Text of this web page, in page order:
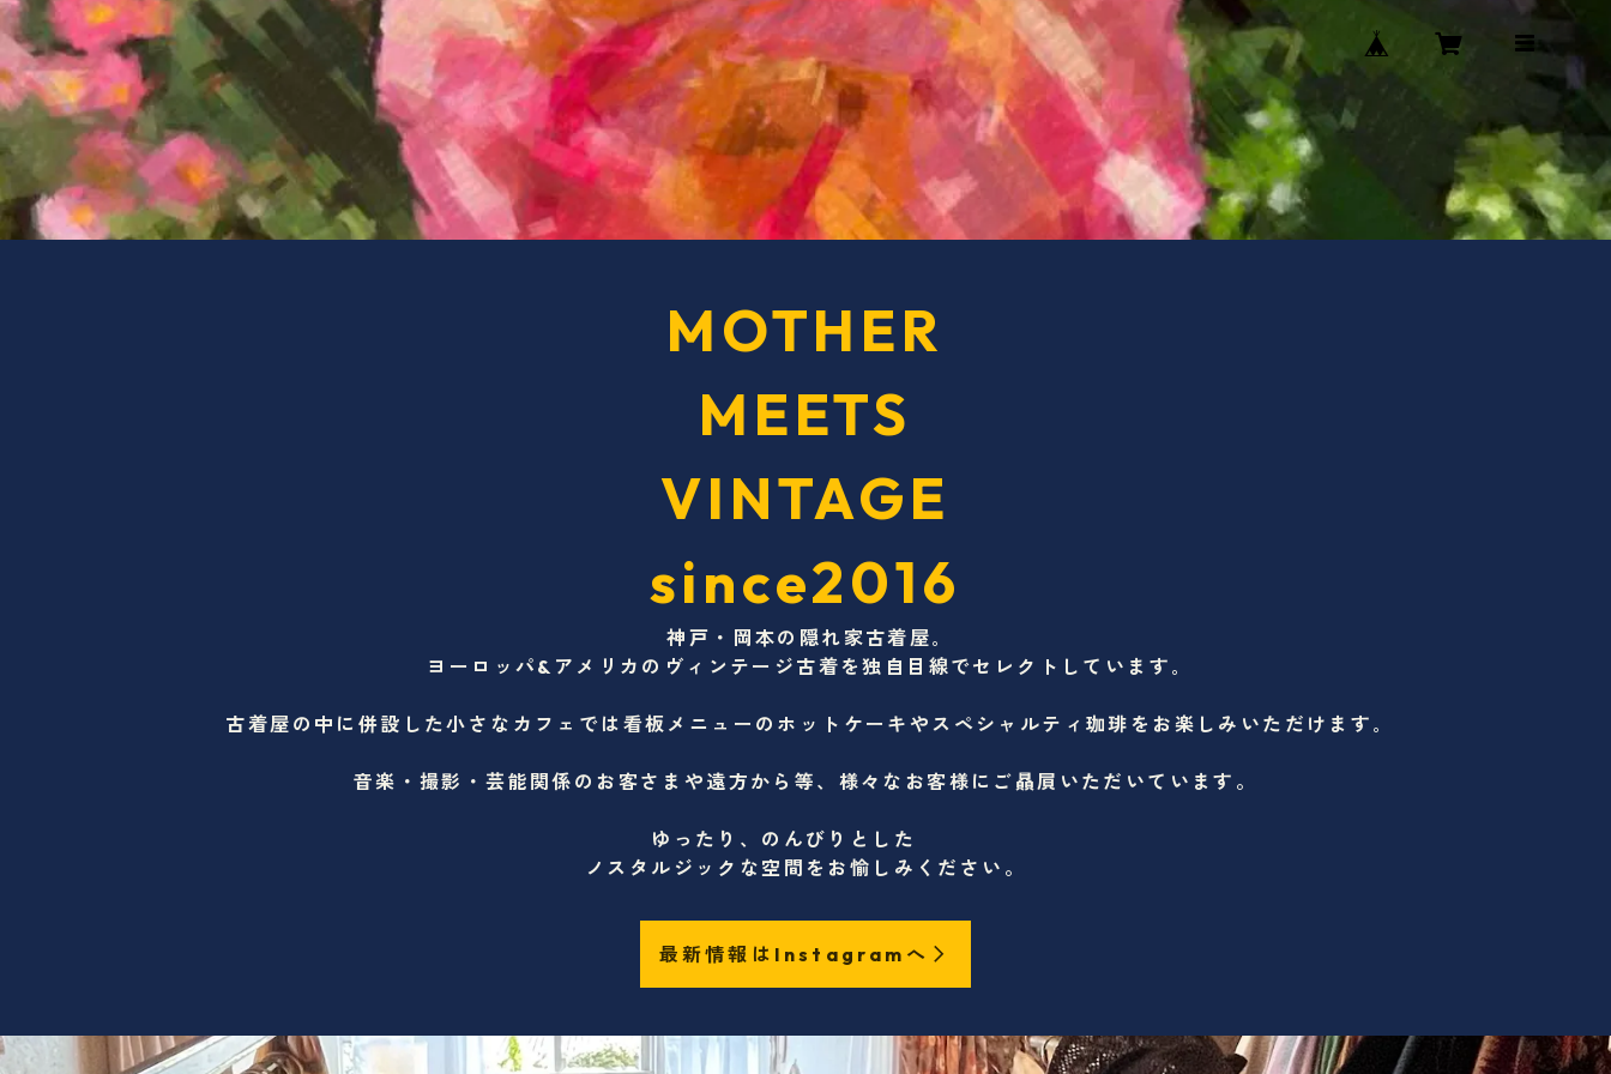
MOTHER
MEETS
VINTAGE
since2016
神戸・岡本の隠れ家古着屋｡
ヨーロッパ&アメリカのヴィンテージ古着を独自目線でセレクトしています｡
古着屋の中に併設した小さなカフェでは看板メニューのホットケーキやスペシャルティ珈琲をお楽しみいただけます｡
音楽・撮影・芸能関係のお客さまや遠方から等、様々なお客様にご贔屓いただいています。
ゆったり、のんびりとした
ノスタルジックな空間をお愉しみください。
最新情報はInstagramへ